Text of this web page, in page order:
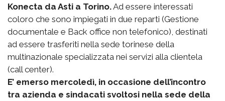
Konecta da Asti a Torino.Ad essere interessati
coloro che sono impiegati in due reparti (Gestione
documentale e Back office non telefonico), destinati
ad essere trasferiti nella sede torinese della
multinazionale specializzata nei servizi alla clientela
(call center).
E’ emerso mercoledì, in occasione dell’incontro
tra azienda e sindacati svoltosi nella sede della